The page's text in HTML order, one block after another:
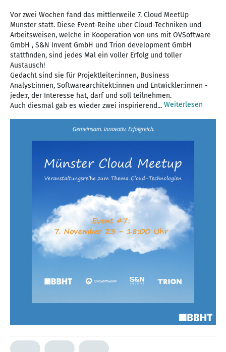
Vor zwei Wochen fand das mittlerweile 7. Cloud MeetUp
Münster statt. Diese Event-Reihe über Cloud-Techniken und
Arbeitsweisen, welche in Kooperation von uns mit OVSoftware
GmbH , S&N Invent GmbH und Trion development GmbH
stattfinden, sind jedes Mal ein voller Erfolg und toller
Austausch!
Gedacht sind sie für Projektleiter:innen, Business
Analyst:innen, Softwarearchitekt:innen und Entwickler:innen -
jede:r, der Interesse hat, darf und soll teilnehmen.
Auch diesmal gab es wieder zwei inspirierend... Weiterlesen